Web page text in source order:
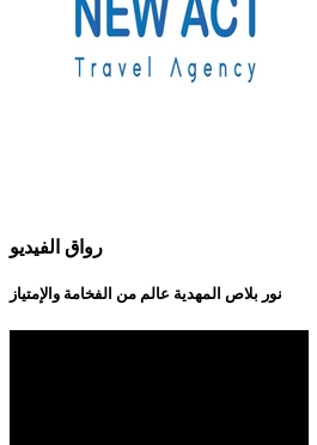
رواق الفيديو
نور بلاص المهدية عالم من الفخامة والإمتياز